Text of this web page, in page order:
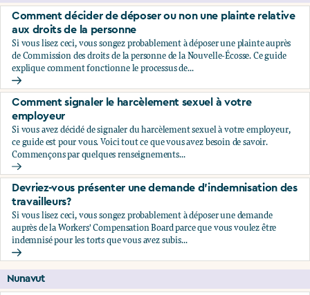
Comment décider de déposer ou non une plainte relative
aux droits de la personne
Si vous lisez ceci, vous songez probablement à déposer une plainte auprès
de Commission des droits de la personne de la Nouvelle-Écosse. Ce guide
explique comment fonctionne le processus de...
Comment décider de déposer ou non une plainte relative
Comment signaler le harcèlement sexuel à votre
employeur
Si vous avez décidé de signaler du harcèlement sexuel à votre employeur,
ce guide est pour vous. Voici tout ce que vous avez besoin de savoir.
Commençons par quelques renseignements...
Comment signaler le harcèlement sexuel à votre employeur
Devriez-vous présenter une demande d’indemnisation des
travailleurs?
Si vous lisez ceci, vous songez probablement à déposer une demande
auprès de la Workers' Compensation Board parce que vous voulez être
indemnisé pour les torts que vous avez subis...
Devriez-vous présenter une demande d’indemnisation des
Nunavut